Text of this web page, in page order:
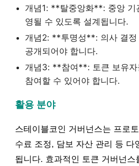
개념1: **탈중앙화**: 중앙 기
영될 수 있도록 설계됩니다.
개념2: **투명성**: 의사 결정
공개되어야 합니다.
개념3: **참여**: 토큰 보유자
참여할 수 있어야 합니다.
활용 분야
스테이블코인 거버넌스는 프로
수료 조정, 담보 자산 관리 등 다
됩니다. 효과적인 토큰 거버넌스